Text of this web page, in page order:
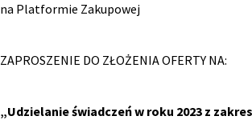
na Platformie Zakupowej
ZAPROSZENIE DO ZŁOŻENIA OFERTY NA:
„Udzielanie świadczeń w roku 2023 z